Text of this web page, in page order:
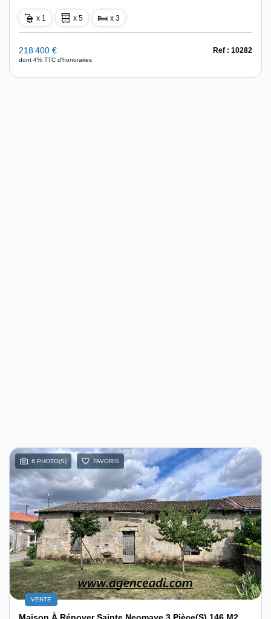
x 1 x 5 x 3
218 400 €
dont 4% TTC d'honoraires
Ref : 10282
6 PHOTO(S) FAVORIS
VENTE
Maison À Rénover Sainte Neomaye 3 Pièce(s) 146 M2